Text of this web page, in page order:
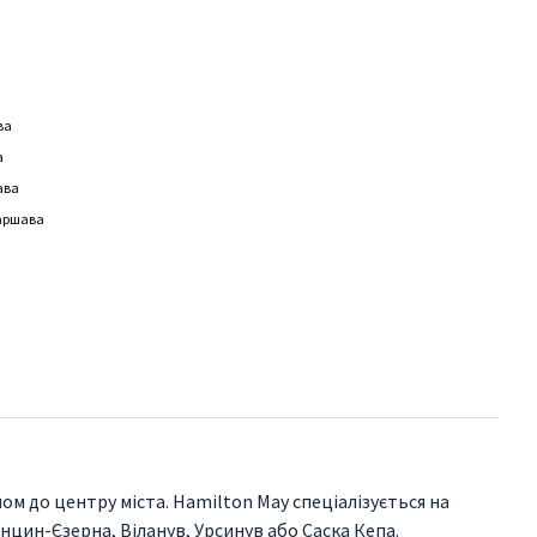
до центру міста. Hamilton May спеціалізується на
Єзерна, Віланув, Урсинув або Саска Кепа.